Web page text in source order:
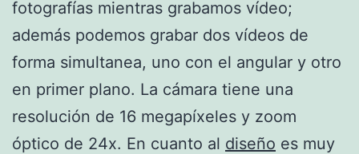
fotografías mientras grabamos vídeo;
además podemos grabar dos vídeos de
forma simultanea, uno con el angular y otro
en primer plano. La cámara tiene una
resolución de 16 megapíxeles y zoom
óptico de 24x. En cuanto al diseño es muy